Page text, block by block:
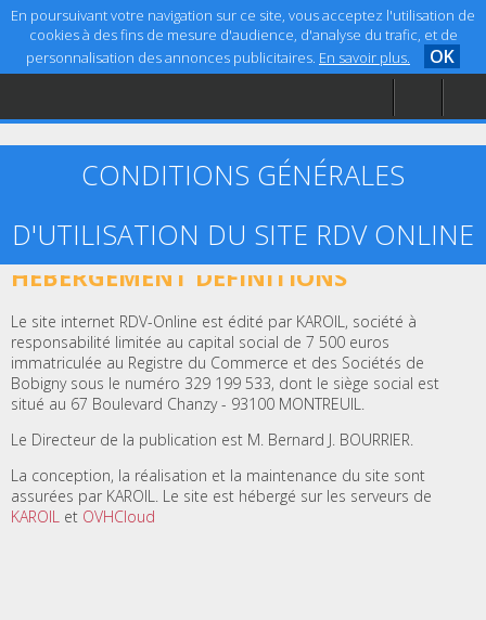
En poursuivant votre navigation sur ce site, vous acceptez l'utilisation de
cookies à des fins de mesure d'audience, d'analyse du trafic, et de
personnalisation des annonces publicitaires. En savoir plus. OK
Accueil
Aide
CONDITIONS GÉNÉRALES
D'UTILISATION DU SITE RDV ONLINE
ARTICLE 1 – ÉDITEUR, CRÉATION ET
HÉBERGEMENT DÉFINITIONS
Le site internet RDV-Online est édité par KAROIL, société à
responsabilité limitée au capital social de 7 500 euros
immatriculée au Registre du Commerce et des Sociétés de
Bobigny sous le numéro 329 199 533, dont le siège social est
situé au 67 Boulevard Chanzy - 93100 MONTREUIL.
Le Directeur de la publication est M. Bernard J. BOURRIER.
La conception, la réalisation et la maintenance du site sont
assurées par KAROIL. Le site est hébergé sur les serveurs de
KAROIL et OVHCloud